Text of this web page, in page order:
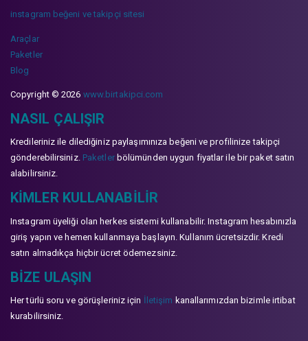
instagram beğeni ve takipçi sitesi
Araçlar
Paketler
Blog
Copyright © 2026 www.birtakipci.com
NASIL ÇALIŞIR
Kredileriniz ile dilediğiniz paylaşımınıza beğeni ve profilinize takipçi
gönderebilirsiniz. Paketlerbölümünden uygun fiyatlar ile bir paket satın
alabilirsiniz.
KIMLER KULLANABILIR
Instagram üyeliği olan herkes sistemi kullanabilir. Instagram hesabınızla
giriş yapın ve hemen kullanmaya başlayın. Kullanım ücretsizdir. Kredi
satın almadıkça hiçbir ücret ödemezsiniz.
BIZE ULAŞIN
Her türlü soru ve görüşleriniz için İletişim kanallarımızdan bizimle irtibat
kurabilirsiniz.